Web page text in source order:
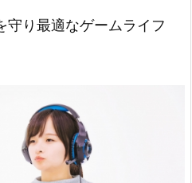
守り最適なゲームライフ